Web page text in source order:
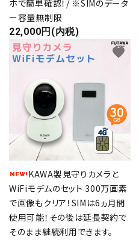
ホで簡単確認！/ ※SIMのデータ
ー容量無制限
22,000円(内税)
KAWA製見守りカメラと
WiFiモデムのセット 300万画素
で画像もクリア！SIMは6ヵ月間
使用可能！その後は延長契約で
そのまま継続利用できます。
favorite